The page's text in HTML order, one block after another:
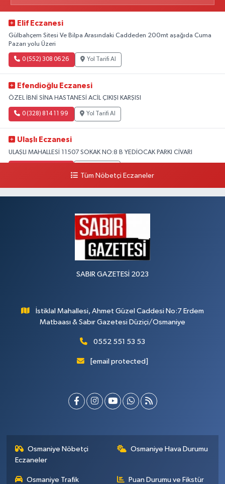
Elif Eczanesi
Gülbahçem Sitesi Ve Bilpa Arasındaki Caddeden 200mt aşağıda Cuma
Pazarı yolu Üzeri
0 (552) 308 06 26 Yol Tarifi Al
Efendioğlu Eczanesi
ÖZEL İBNİ SİNA HASTANESİ ACİL ÇIKIŞI KARŞISI
0 (328) 814 11 99 Yol Tarifi Al
Ulaşlı Eczanesi
ULAŞLI MAHALLESİ 11507 SOKAK NO:8 B YEDİOCAK PARKI CİVARI
Tüm Nöbetçi Eczaneler
SABIR GAZETESİ 2023
İstiklal Mahallesi, Ahmet Güzel Caddesi No:7 Erdem
Matbaası & Sabır Gazetesi Düziçi/Osmaniye
0552 551 53 53
[email protected]
Osmaniye Nöbetçi
Eczaneler
Osmaniye Hava Durumu
Osmaniye Trafik Puan Durumu ve Fikstür